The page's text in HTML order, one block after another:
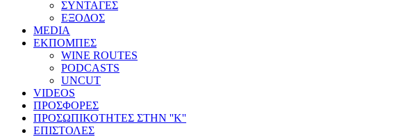
ΣΥΝΤΑΓΕΣ
ΕΞΟΔΟΣ
MEDIA
ΕΚΠΟΜΠΕΣ
WINE ROUTES
PODCASTS
UNCUT
VIDEOS
ΠΡΟΣΦΟΡΕΣ
ΠΡΟΣΩΠΙΚΟΤΗΤΕΣ ΣΤΗΝ ''Κ''
ΕΠΙΣΤΟΛΕΣ